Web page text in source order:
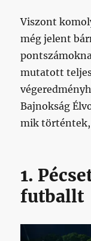
Viszont
még jelent
mutatott
Bajnokság
mik
1.
futballt